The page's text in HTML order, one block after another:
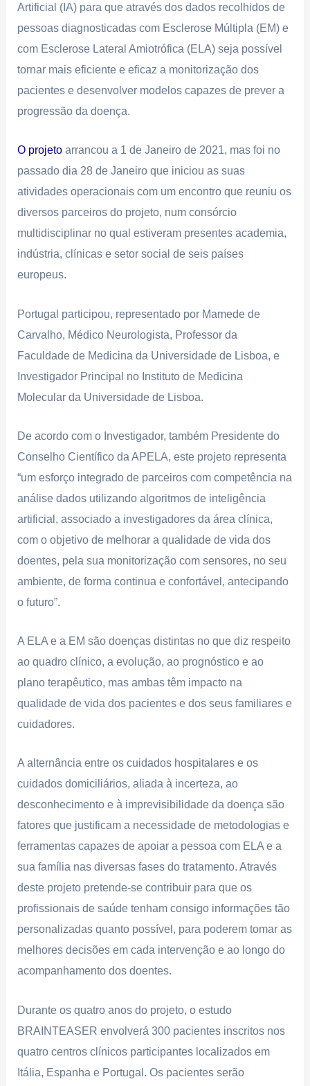
Artificial (IA) para que através dos dados recolhidos de
pessoas diagnosticadas com Esclerose Múltipla (EM) e
com Esclerose Lateral Amiotrófica (ELA) seja possível
tornar mais eficiente e eficaz a monitorização dos
pacientes e desenvolver modelos capazes de prever a
progressão da doença.
O projeto arrancou a 1 de Janeiro de 2021, mas foi no
passado dia 28 de Janeiro que iniciou as suas
atividades operacionais com um encontro que reuniu os
diversos parceiros do projeto, num consórcio
multidisciplinar no qual estiveram presentes academia,
indústria, clínicas e setor social de seis países
europeus.
Portugal participou, representado por Mamede de
Carvalho, Médico Neurologista, Professor da
Faculdade de Medicina da Universidade de Lisboa, e
Investigador Principal no Instituto de Medicina
Molecular da Universidade de Lisboa.
De acordo com o Investigador, também Presidente do
Conselho Científico da APELA, este projeto representa
“um esforço integrado de parceiros com competência na
análise dados utilizando algoritmos de inteligência
artificial, associado a investigadores da área clínica,
com o objetivo de melhorar a qualidade de vida dos
doentes, pela sua monitorização com sensores, no seu
ambiente, de forma continua e confortável, antecipando
o futuro”.
A ELA e a EM são doenças distintas no que diz respeito
ao quadro clínico, a evolução, ao prognóstico e ao
plano terapêutico, mas ambas têm impacto na
qualidade de vida dos pacientes e dos seus familiares e
cuidadores.
A alternância entre os cuidados hospitalares e os
cuidados domiciliários, aliada à incerteza, ao
desconhecimento e à imprevisibilidade da doença são
fatores que justificam a necessidade de metodologias e
ferramentas capazes de apoiar a pessoa com ELA e a
sua família nas diversas fases do tratamento. Através
deste projeto pretende-se contribuir para que os
profissionais de saúde tenham consigo informações tão
personalizadas quanto possível, para poderem tomar as
melhores decisões em cada intervenção e ao longo do
acompanhamento dos doentes.
Durante os quatro anos do projeto, o estudo
BRAINTEASER envolverá 300 pacientes inscritos nos
quatro centros clínicos participantes localizados em
Itália, Espanha e Portugal. Os pacientes serão